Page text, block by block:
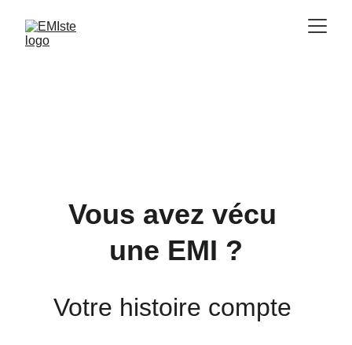
Vous avez vécu
une EMI ?
Votre histoire compte